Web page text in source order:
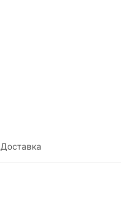
Доставка